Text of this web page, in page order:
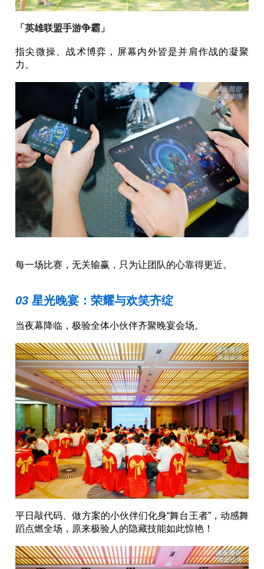
「英雄联盟手游争霸」
指尖微操、战术博弈，屏幕内外皆是并肩作战的凝聚
力。
每一场比赛，无关输赢，只为让团队的心靠得更近。
03 星光晚宴：荣耀与欢笑齐绽
当夜幕降临，极验全体小伙伴齐聚晚宴会场。
平日敲代码、做方案的小伙伴们化身“舞台王者”，动感舞
蹈点燃全场，原来极验人的隐藏技能如此惊艳！